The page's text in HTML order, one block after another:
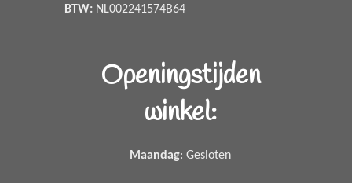
BTW: NL002241574B64
Openingstijden
winkel:
Maandag: Gesloten